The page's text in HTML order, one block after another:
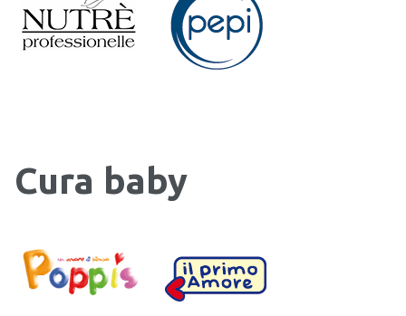
Cura baby